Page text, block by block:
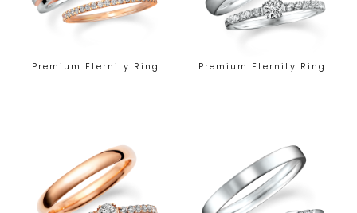
Premium Eternity Ring Premium Eternity Ring